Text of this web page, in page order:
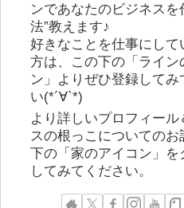
ンであなたのビジネスを
法”教えます♪
好きなことを仕事にして
方は、この下の「ライン
ン」よりぜひ登録してみ
い(*´∀`*)
より詳しいプロフィール
スの根っこについてのお
下の「家のアイコン」を
してみてください。